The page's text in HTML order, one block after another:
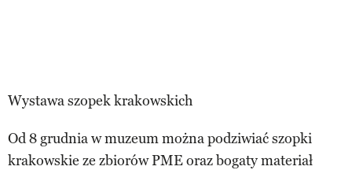
Wystawa szopek krakowskich
Od 8 grudnia w muzeum można podziwiać szopki
krakowskie ze zbiorów PME oraz bogaty materiał